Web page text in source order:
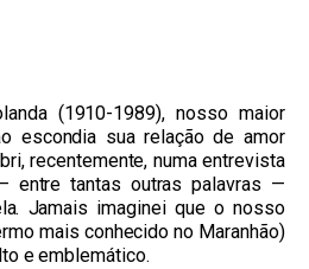
(1910-1989), nosso maior
escondia sua relação de amor
recentemente, numa entrevista
entre tantas outras palavras —
Jamais imaginei que o nosso
mais conhecido no Maranhão)
e emblemático.